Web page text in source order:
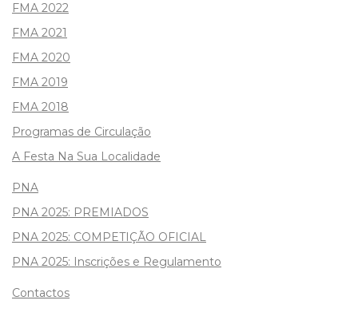
FMA 2022
FMA 2021
FMA 2020
FMA 2019
FMA 2018
Programas de Circulação
A Festa Na Sua Localidade
PNA
PNA 2025: PREMIADOS
PNA 2025: COMPETIÇÃO OFICIAL
PNA 2025: Inscrições e Regulamento
Contactos